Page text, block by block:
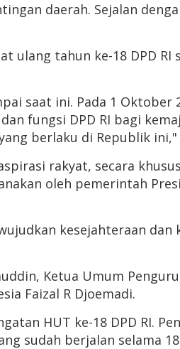
daerah. Sejalan
ulang tahun ke-18 DPD RI
saat ini. Pada 1 Oktober
fungsi DPD RI bagi
berlaku di Republik
rakyat, secara
oleh pemerintah
kesejahteraan dan
Ketua Umum
Faizal R Djoemadi.
HUT ke-18 DPD RI.
sudah berjalan selama